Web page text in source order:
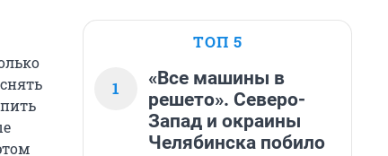
ТОП 5
1
«Все машины в
решето». Северо-
Запад и окраины
Челябинска побило